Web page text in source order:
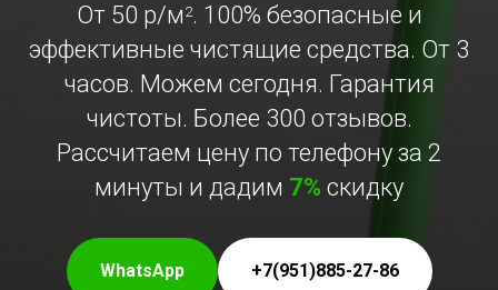
От 50 р/м 2. 100% безопасные и
эффективные чистящие средства. От 3
часов. Можем сегодня. Гарантия
чистоты. Более 300 отзывов.
Рассчитаем цену по телефону за 2
минуты и дадим 7% скидку
WhatsApp +7(951)885-27-86